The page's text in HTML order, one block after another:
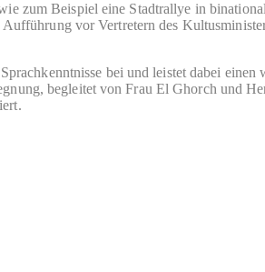
zum Beispiel eine Stadtrallye in
vor Vertretern des
bei und leistet dabei einen
begleitet von Frau El Ghorch und